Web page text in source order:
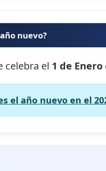
nuevo?
celebra el 1 de Enero
el año nuevo en el